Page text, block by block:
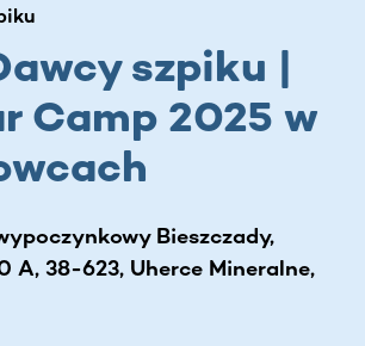
szpiku |
Camp 2025 w
Bieszczady,
A, 38-623, Uherce Mineralne,